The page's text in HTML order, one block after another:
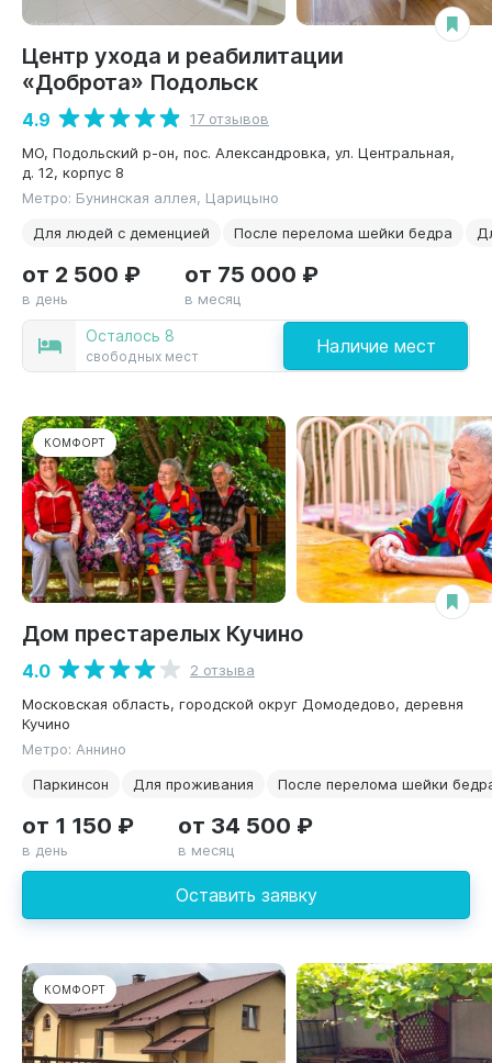
Центр ухода и реабилитации
«Доброта» Подольск
4.9
17 отзывов
МО, Подольский р-он, пос. Александровка, ул. Центральная,
д. 12, корпус 8
Метро: Бунинская аллея, Царицыно
Для людей с деменцией
После перелома шейки бедра
Осталось 8
свободных мест Наличие мест
от 2 500 ₽
в день
от 75 000 ₽
в месяц
КОМФОРТ
Дом престарелых Кучино
4.0
2 отзыва
Московская область, городской округ Домодедово, деревня
Кучино
Метро: Аннино
Паркинсон
Для проживания После перелома шейки
Оставить заявку
от 1 150 ₽
в день
от 34 500 ₽
в месяц
КОМФОРТ